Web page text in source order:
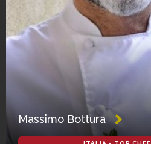
Massimo Bottura